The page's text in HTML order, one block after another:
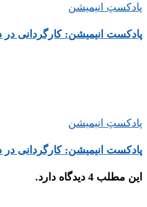
پادکستِ انیمیشن
پادکست انیمیشن: کارگردانی
پادکستِ انیمیشن
پادکست انیمیشن: کارگردانی
این مطلب 4 دیدگاه دارد.